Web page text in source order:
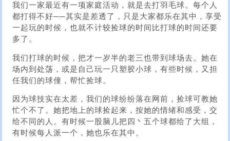
我们一家最近有一项家庭活动，就是去打羽毛球。每个人
都打得不好──其实是差透了，只是大家都乐在其中，享受
一起玩的时候，也就不计较捡球的时间比打球的时间还要
多了。
我们打球的时候，把才一岁半的老三也带到球场去。她在
场内到处荡，或是自己玩一只塑胶小球，有些时候，又担
任我们的球僮，帮忙捡球。
因为球技实在太差，我们的球纷纷落在网前，捡球可教她
忙个不了。她把地上的球捡起来，按她的情绪和感受，交
给不同的人。有时候一股脑儿把四丶五个球都给了大组，
有时候每人派一个，她也乐在其中。